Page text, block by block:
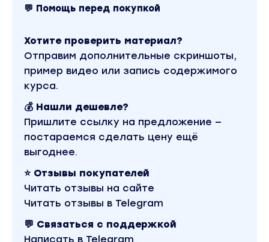
12. Тонирование фотографии с помощью
13. Резкость и усиление фактур.
14. CMYK и подготовка кадра к публикации в
интернете.
В программе полный процесс ретуши, от
конвертации raw-файла, работы с кожей и
цветокоррекции, усиления объемов и бликов,
до тонировки и сохранения в web.
преподавания базы в течении двух лет, в том
💬 Помощь перед покупкой
Хотите проверить материал?
Отправим дополнительные скриншоты,
пример видео или запись содержимого
курса.
💰 Нашли дешевле?
Пришлите ссылку на предложение —
постараемся сделать цену ещё
выгоднее.
⭐ Отзывы покупателей
Читать отзывы на сайте
Читать отзывы в Telegram
💬 Связаться с поддержкой
Написать в Telegram